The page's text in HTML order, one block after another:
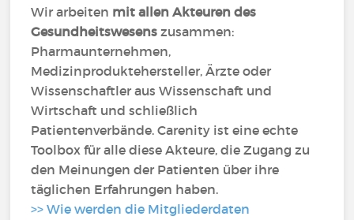
Wir arbeiten mit allen Akteuren des
Gesundheitswesens zusammen:
Pharmaunternehmen,
Medizinproduktehersteller, Ärzte oder
Wissenschaftler aus Wissenschaft und
Wirtschaft und schließlich
Patientenverbände. Carenity ist eine echte
Toolbox für alle diese Akteure, die Zugang zu
den Meinungen der Patienten über ihre
täglichen Erfahrungen haben.
>> Wie werden die Mitgliederdaten